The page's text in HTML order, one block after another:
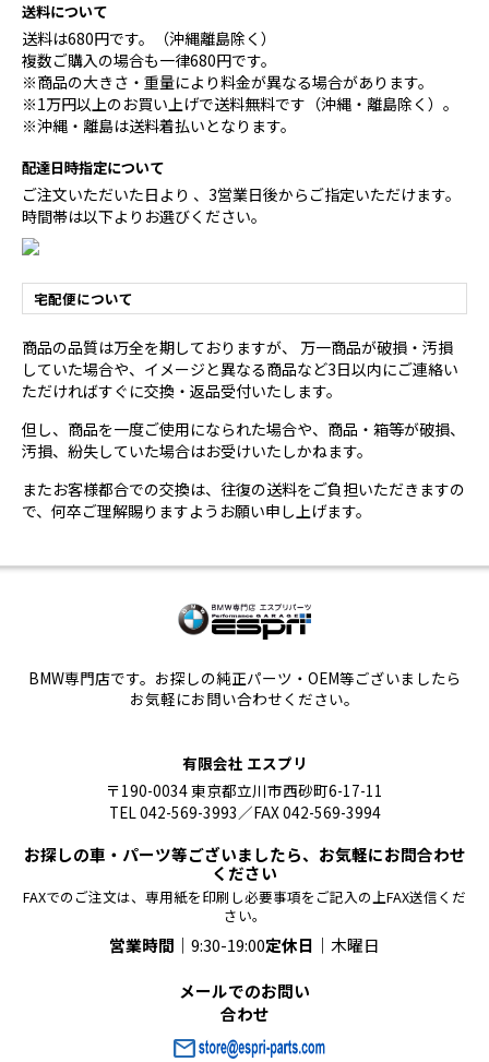
送料について
送料は680円です。（沖縄離島除く）
複数ご購入の場合も一律680円です。
※商品の大きさ・重量により料金が異なる場合があります。
※1万円以上のお買い上げで送料無料です（沖縄・離島除く）。
※沖縄・離島は送料着払いとなります。
配達日時指定について
ご注文いただいた日より 、3営業日後からご指定いただけます。
時間帯は以下よりお選びください。
宅配便について
商品の品質は万全を期しておりますが、 万一商品が破損・汚損
していた場合や、イメージと異なる商品など3日以内にご連絡い
ただければすぐに交換・返品受付いたします。
但し、商品を一度ご使用になられた場合や、商品・箱等が破損、
汚損、紛失していた場合はお受けいたしかねます。
またお客様都合での交換は、往復の送料をご負担いただきますの
で、何卒ご理解賜りますようお願い申し上げます。
BMW専門店です。お探しの純正パーツ・OEM等ございましたら
お気軽にお問い合わせください。
有限会社 エスプリ
〒190-0034 東京都立川市西砂町6-17-11
TEL 042-569-3993／FAX 042-569-3994
お探しの車・パーツ等ございましたら、お気軽にお問合わせ
ください
FAXでのご注文は、専用紙を印刷し必要事項をご記入の上FAX送信くだ
さい。
営業時間｜ 9:30-19:00定休日｜ 木曜日
メールでのお問い
合わせ
mail